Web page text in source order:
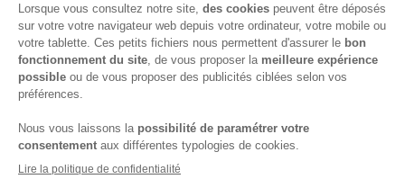
Mentions légales Consignes de tri de nos emballages
Caractéristiques environnementales de nos emballages
(informations AGEC) -Avis & notes collectés parShopadvizor